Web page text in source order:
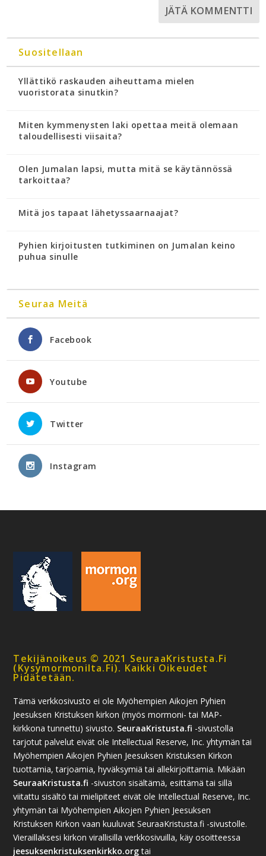
Suositellaan
Yllättikö raskauden aiheuttama mielen
vuoristorata sinutkin?
Miten kymmenysten laki opettaa meitä olemaan
taloudellisesti viisaita?
Olen Jumalan lapsi, mutta mitä se käytännössä
tarkoittaa?
Mitä jos tapaat lähetyssaarnaajat?
Pyhien kirjoitusten tutkiminen on Jumalan keino
puhua sinulle
Seuraa Meitä
Facebook
Youtube
Twitter
Instagram
Tekijänoikeus © 2021 SeuraaKristusta.fi
(kysymormonilta.fi). Kaikki Oikeudet
Pidätetään.
Tämä verkkosivusto ei ole Myöhempien Aikojen Pyhien
Jeesuksen Kristuksen kirkon (myös mormoni- tai MAP-
kirkkona tunnettu) sivusto. SeuraaKristusta.fi -sivustolla
tarjotut palvelut eivät ole Intellectual Reserve, Inc. yhtymän tai
Myöhempien Aikojen Pyhien Jeesuksen Kristuksen Kirkon
tuottamia, tarjoamia, hyväksymiä tai allekirjoittamia. Mikään
SeuraaKristusta.fi -sivuston sisältämä, esittämä tai sillä
viitattu sisältö tai mielipiteet eivät ole Intellectual Reserve, Inc.
yhtymän tai Myöhempien Aikojen Pyhien Jeesuksen
Kristuksen Kirkon vaan kuuluvat SeuraaKristusta.fi -sivustolle.
Vieraillaksesi kirkon virallisilla verkkosivuilla, käy osoitteessa
jeesuksenkristuksenkirkko.orgtai